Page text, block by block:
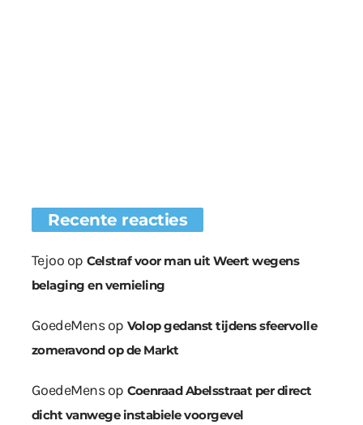
Recente reacties
Tejoo op Celstraf voor man uit Weert wegens
belaging en vernieling
GoedeMensop Volop gedanst tijdens sfeervolle
zomeravond op de Markt
GoedeMensop Coenraad Abelsstraat per direct
dicht vanwege instabiele voorgevel